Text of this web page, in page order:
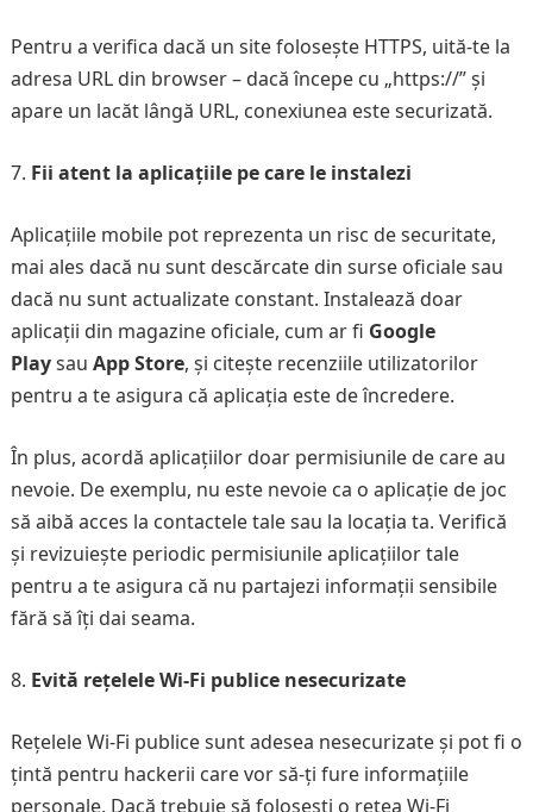
Pentru a verifica dacă un site folosește HTTPS, uită-te la
adresa URL din browser – dacă începe cu „https://” și
apare un lacăt lângă URL, conexiunea este securizată.
Fii atent la aplicațiile pe care le instalezi
Aplicațiile mobile pot reprezenta un risc de securitate,
mai ales dacă nu sunt descărcate din surse oficiale sau
dacă nu sunt actualizate constant. Instalează doar
aplicații din magazine oficiale, cum ar fi Google
Playsau App Store, și citește recenziile utilizatorilor
pentru a te asigura că aplicația este de încredere.
În plus, acordă aplicațiilor doar permisiunile de care au
nevoie. De exemplu, nu este nevoie ca o aplicație de joc
să aibă acces la contactele tale sau la locația ta. Verifică
și revizuiește periodic permisiunile aplicațiilor tale
pentru a te asigura că nu partajezi informații sensibile
fără să îți dai seama.
Evită rețelele Wi-Fi publice nesecurizate
Rețelele Wi-Fi publice sunt adesea nesecurizate și pot fi o
țintă pentru hackerii care vor să-ți fure informațiile
personale. Dacă trebuie să folosești o rețea Wi-Fi